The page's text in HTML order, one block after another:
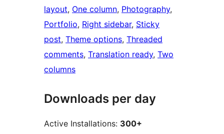
layout, One column, Photography
Portfolio, Right sidebar, Sticky
post, Theme options, Threaded
comments, Translation ready, Two
columns
Downloads per day
Active Installations: 300+